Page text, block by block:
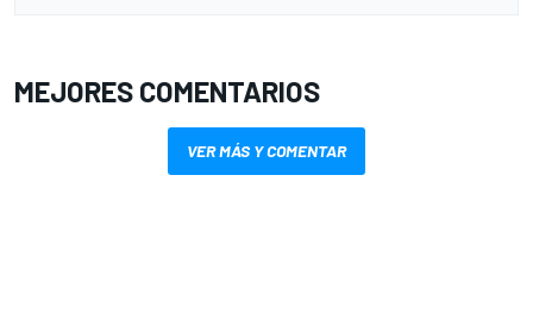
MEJORES COMENTARIOS
VER MÁS Y COMENTAR